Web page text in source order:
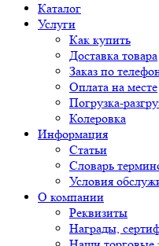
Каталог
Услуги
Как купить
Доставка товара
Заказ по
Оплата на месте
Погрузка-
Колеровка
Информация
Статьи
Словарь
Условия
О компании
Реквизиты
Награды,